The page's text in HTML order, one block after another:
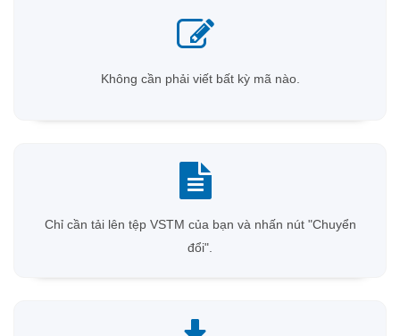
Không cần phải viết bất kỳ mã nào.
Chỉ cần tải lên tệp VSTM của bạn và nhấn nút "Chuyển
đổi".